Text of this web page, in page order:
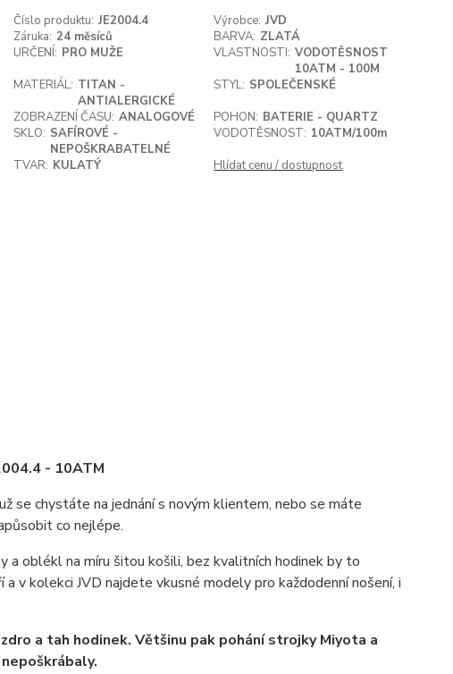
Číslo produktu: JE2004.4 Výrobce: JVD
Záruka: 24 měsíců BARVA: ZLATÁ
URČENÍ: PRO MUŽE VLASTNOSTI: VODOTĚSNOST
10ATM - 100M
MATERIÁL: TITAN -
ANTIALERGICKÉ
STYL: SPOLEČENSKÉ
ZOBRAZENÍ ČASU: ANALOGOVÉ POHON: BATERIE - QUARTZ
SKLO: SAFÍROVÉ -
NEPOŠKRABATELNÉ
VODOTĚSNOST: 10ATM/100m
TVAR: KULATÝ Hlídat cenu / dostupnost
- 10ATM
se chystáte na jednání s novým klientem, nebo se máte
co nejlépe.
oblékl na míru šitou košili, bez kvalitních hodinek by to
v kolekci JVD najdete vkusné modely pro každodenní nošení, i
a tah hodinek. Většinu pak pohání strojky Miyota a